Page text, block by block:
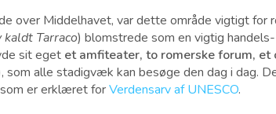
over Middelhavet, var dette område vigtigt for
Tarraco) blomstrede som en vigtig
sit eget et amfiteater, to romerske forum, et
som alle stadigvæk kan besøge den dag i dag.
er erklæret forVerdensarv af UNESCO.